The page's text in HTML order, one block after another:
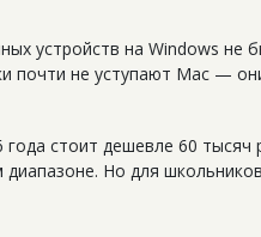
устройств на Windows не
почти не уступают Mac —
стоит дешевле 60 тысяч
Но для